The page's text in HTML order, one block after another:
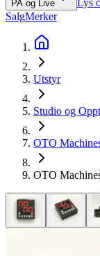
PA og Live Lys
SalgMerker
Utstyr
Studio og
OTO
OTO